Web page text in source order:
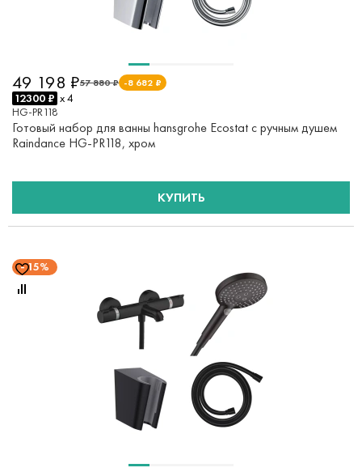
57 880 ₽ -8 682 ₽
49 198 ₽
12300 ₽ x 4
HG-PR118
Готовый набор для ванны hansgrohe Ecostat с ручным душем
Raindance HG-PR118, хром
КУПИТЬ
15%